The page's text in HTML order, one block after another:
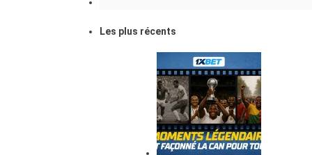
Les plus récents